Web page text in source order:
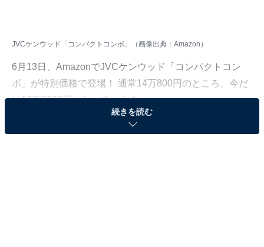
JVCケンウッド「コンパクトコンポ」（画像出典：Amazon）
6月13日、 AmazonでJVCケンウッド「コンパクトコン
ポ」が特別価格で登場！ 通常14万800円のところ、今だ
け12万3000円となっています。
そのほかにも注目の商品がラインナップされているので,
続きを読む